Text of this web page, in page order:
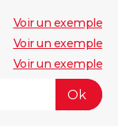
Voir un exemple
Voir un exemple
Voir un exemple